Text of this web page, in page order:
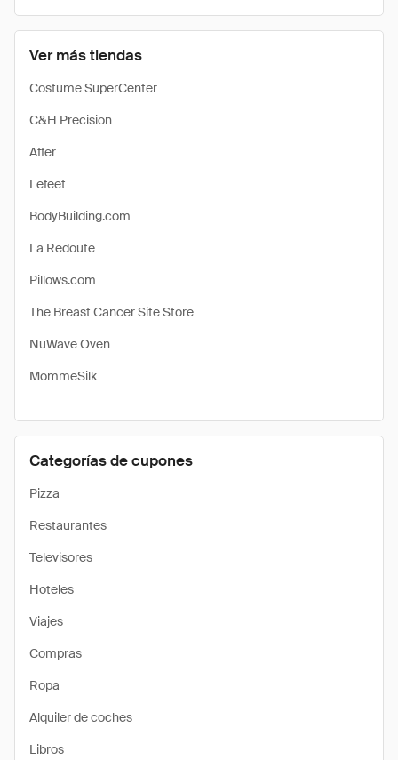
Ver más tiendas
Costume SuperCenter
C&H Precision
Affer
Lefeet
BodyBuilding.com
La Redoute
Pillows.com
The Breast Cancer Site Store
NuWave Oven
MommeSilk
Categorías de cupones
Pizza
Restaurantes
Televisores
Hoteles
Viajes
Compras
Ropa
Alquiler de coches
Libros